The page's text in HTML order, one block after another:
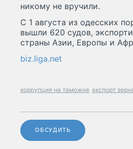
никому не вручили.
С 1 августа из одесских
вышли 620 судов,
страны Азии, Европы и
biz.liga.net
коррупция на таможне экспорт
ОБСУДИТЬ